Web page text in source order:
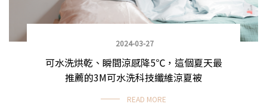
2024-03-27
可水洗烘乾、瞬間涼感降5℃，這個夏天最
推薦的3M可水洗科技纖維涼夏被
READ MORE